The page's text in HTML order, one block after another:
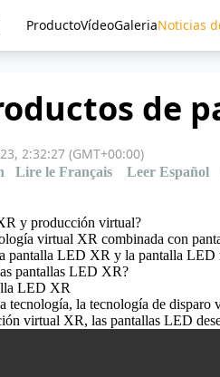
ProductoVídeoGaleriaNoticias
de
2:32:27 (GMT+00:00)
Lire le Français Leer Español
y producción virtual?
virtual XR combinada con
pantalla LED XR y la pantalla LED
pantallas LED XR?
LED XR
tecnología, la tecnología de
virtual XR, las pantallas LED